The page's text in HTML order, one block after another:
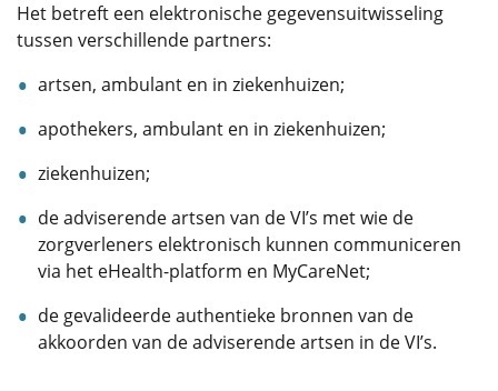
Het betreft een elektronische gegevensuitwisseling
tussen verschillende partners:
artsen, ambulant en in ziekenhuizen;
apothekers, ambulant en in ziekenhuizen;
ziekenhuizen;
de adviserende artsen van de VI’s met wie de
zorgverleners elektronisch kunnen communiceren
via het eHealth-platform en MyCareNet;
de gevalideerde authentieke bronnen van de
akkoorden van de adviserende artsen in de VI’s.